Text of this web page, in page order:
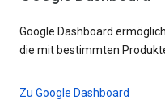
Google Dashboard
die mit bestimmten
Zu Google Dashboard